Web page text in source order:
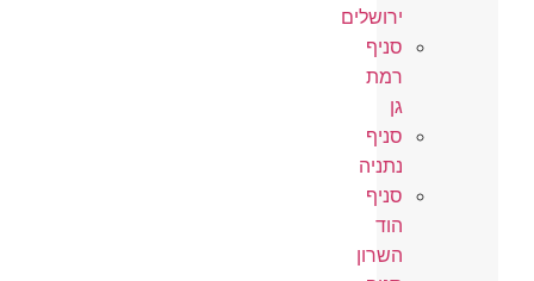
ירושלים
סניף
רמת
גן
סניף
נתניה
סניף
הוד
השרון